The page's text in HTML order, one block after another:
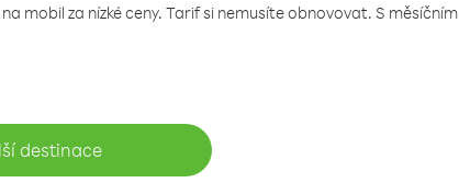
mobil za nízké ceny. Tarif si nemusíte obnovovat. S měsíčním
destinace